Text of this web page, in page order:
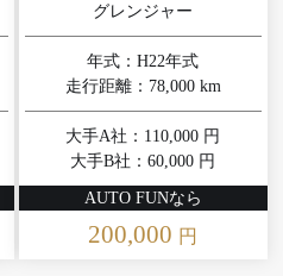
グレンジャー
年式：H22年式
走行距離：78,000 km
大手A社：110,000 円
大手B社：60,000 円
AUTO FUNなら
200,000 円